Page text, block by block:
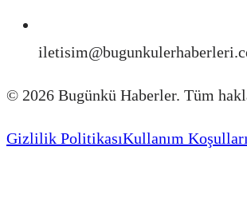
© 2026 Bugünkü Haberler. Tüm
Gizlilik PolitikasıKullanım Koşulları